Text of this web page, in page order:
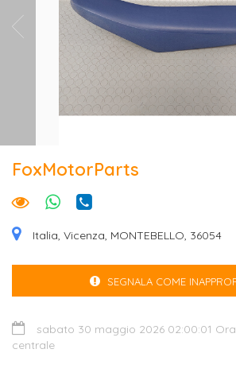
FoxMotorParts
Italia, Vicenza, MONTEBELLO, 36054
SEGNALA COME
sabato 30 maggio 2026 02:00:01
centrale